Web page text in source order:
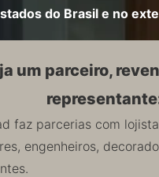
do Brasil e no
um parceiro,
faz parcerias com
engenheiros,